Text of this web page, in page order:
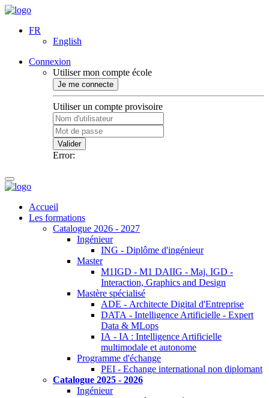
FR
English
Connexion
Utiliser mon compte école
Je me connecte
Utiliser un compte provisoire
Valider
Error:
Accueil
Les formations
Catalogue 2026 - 2027
Ingénieur
ING - Diplôme d'ingénieur
Master
M1IGD - M1 DAIIG - Maj. IGD -
Interaction, Graphics and Design
Mastère spécialisé
ADE - Architecte Digital d'Entreprise
DATA - Intelligence Artificielle - Expert
Data & MLops
IA - IA : Intelligence Artificielle
multimodale et autonome
Programme d'échange
PEI - Echange international non diplomant
Catalogue 2025 - 2026
Ingénieur